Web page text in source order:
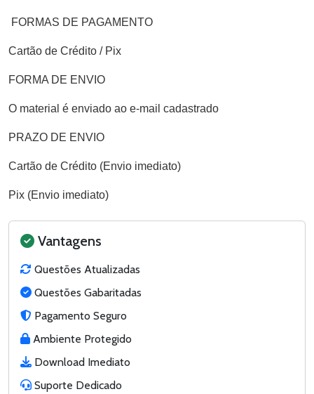
FORMAS DE PAGAMENTO
Cartão de Crédito / Pix
FORMA DE ENVIO
O material é enviado ao e-mail cadastrado
PRAZO DE ENVIO
Cartão de Crédito (Envio imediato)
Pix (Envio imediato)
Vantagens
Questões Atualizadas
Questões Gabaritadas
Pagamento Seguro
Ambiente Protegido
Download Imediato
Suporte Dedicado